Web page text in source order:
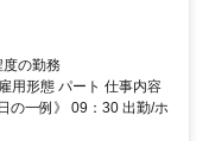
の勤務
用形態 パート 仕事内容
の一例》 09：30 出勤/ホ